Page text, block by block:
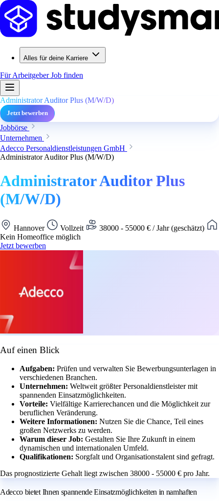
Alles für deine Karriere
Für ArbeitgeberJob finden
Administrator Auditor Plus (M/W/D)
Jetzt bewerben
Jobbörse
Unternehmen
Adecco Personaldienstleistungen GmbH
Administrator Auditor Plus (M/W/D)
Administrator Auditor Plus
(M/W/D)
Hannover Vollzeit
38000 - 55000 € / Jahr (geschätzt)
Kein Homeoffice möglich
Jetzt bewerben
Auf einen Blick
Aufgaben: Prüfen und verwalten Sie Bewerbungsunterlagen in
verschiedenen Branchen.
Unternehmen: Weltweit größter Personaldienstleister mit
spannenden Einsatzmöglichkeiten.
Vorteile: Vielfältige Karrierechancen und die Möglichkeit zur
beruflichen Veränderung.
Weitere Informationen: Nutzen Sie die Chance, Teil eines
großen Netzwerks zu werden.
Warum dieser Job: Gestalten Sie Ihre Zukunft in einem
dynamischen und internationalen Umfeld.
Qualifikationen: Sorgfalt und Organisationstalent sind gefragt.
Das prognostizierte Gehalt liegt zwischen 38000 - 55000 € pro Jahr.
Adecco bietet Ihnen spannende Einsatzmöglichkeiten in namhaften